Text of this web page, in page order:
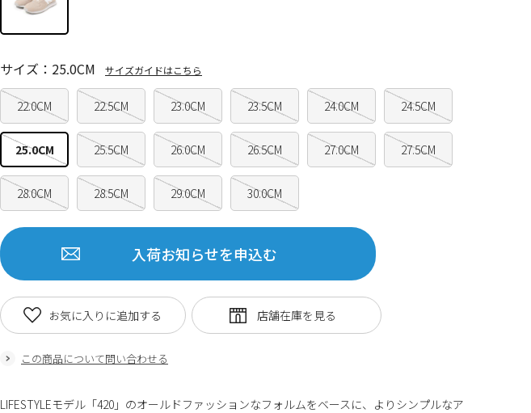
22.0CM 22.5CM 23.0CM 23.5CM 24.0CM 24.5CM
25.0CM 25.5CM 26.0CM 26.5CM 27.0CM 27.5CM
28.0CM 28.5CM 29.0CM 30.0CM
サイズ：25.0CM サイズガイドはこちら
入荷お知らせを申込む
この商品について問い合わせる
お気に入りに追加する
LIFESTYLEモデル「420」のオールドファッションなフォルムをベースに、よりシンプルなア